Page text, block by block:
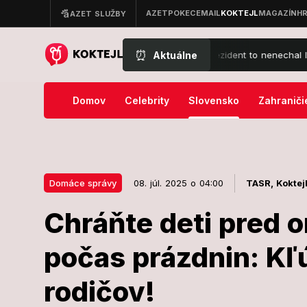
⏰ Aktuálne
prekazil Trumpovy veľké plány: Prezident to nenechal len tak
Domov Celebrity Slovensko
Domáce správy 08. júl. 2025 o 04:00 TASR, Koktejl
Chráňte deti pred
počas prázdnin:
rodičov!
Domáce správy
Chráňte deti